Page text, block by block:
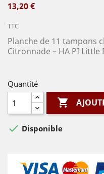
13,20 €
TTC
Planche de 11 tampons
Citronnade – HA PI Little
Quantité

 Disponible